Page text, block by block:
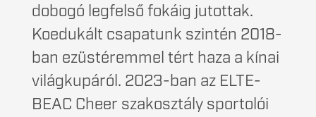
dobogó legfelső fokáig jutottak.
Koedukált csapatunk szintén 2018-
ban ezüstéremmel tért haza a kínai
világkupáról. 2023-ban az ELTE-
BEAC Cheer szakosztály sportolói